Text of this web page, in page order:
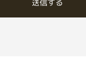
送信する